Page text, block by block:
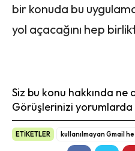
bir konuda bu
yol açacağını hep
Siz bu konu hakkında ne
Görüşlerinizi yorumlarda
ETİKETLER kullanılmayan Gmail